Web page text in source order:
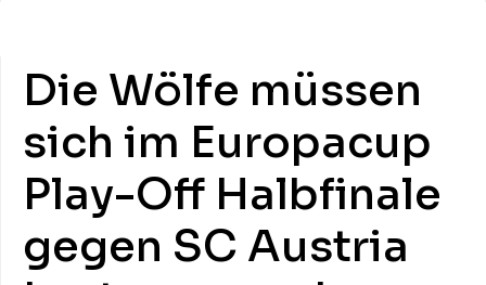
Die Wölfe müssen
sich im Europacup
Play-Off Halbfinale
gegen SC Austria